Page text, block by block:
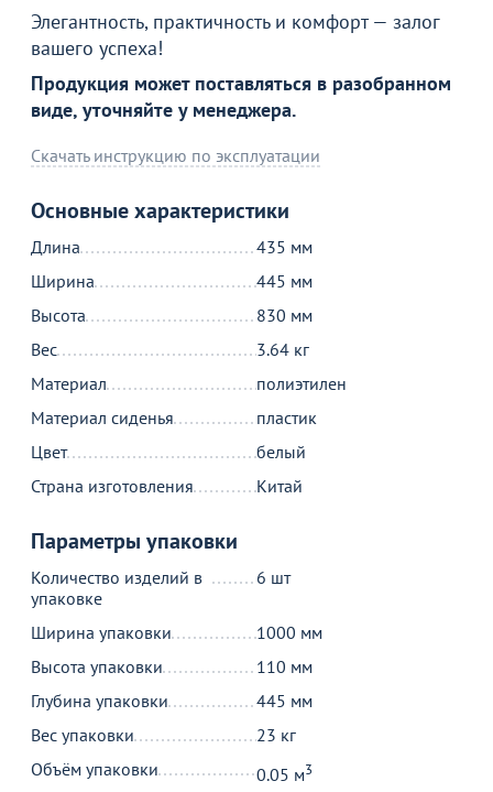
Элегантность, практичность и комфорт — залог
вашего успеха!
Продукция может поставляться в разобранном
виде, уточняйте у менеджера.
Скачать инструкцию по эксплуатации
Основные характеристики
Длина
435 мм
Ширина
445 мм
Высота
830 мм
Вес
3.64 кг
Материал
полиэтилен
Материал сиденья
пластик
Цвет
белый
Страна изготовления
Китай
Параметры упаковки
Количество изделий в
упаковке
6 шт
Ширина упаковки
1000 мм
Высота упаковки
110 мм
Глубина упаковки
445 мм
Вес упаковки
23 кг
Объём упаковки
0.05 м3
С этим товаром покупают
Распродажа
8 090 ₽ Оптовая цена
Скамейка Кейт 180 складная
26
В пути 100 шт.
В корзину
Оптовая цена
Стол складной Тейкли 120,
Акции для вас